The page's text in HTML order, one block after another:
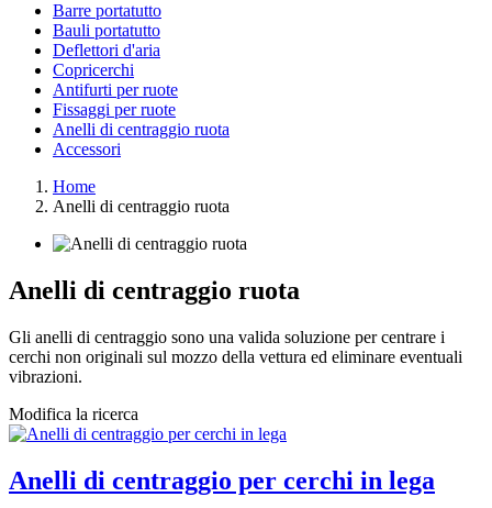
Barre portatutto
Bauli portatutto
Deflettori d'aria
Copricerchi
Antifurti per ruote
Fissaggi per ruote
Anelli di centraggio ruota
Accessori
Home
Anelli di centraggio ruota
Anelli di centraggio ruota
Gli anelli di centraggio sono una valida soluzione per centrare i
cerchi non originali sul mozzo della vettura ed eliminare eventuali
vibrazioni.
Modifica la ricerca
Anelli di centraggio per cerchi in lega